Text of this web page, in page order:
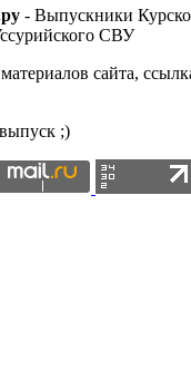
- Выпускники
СВУ
сайта,
;)